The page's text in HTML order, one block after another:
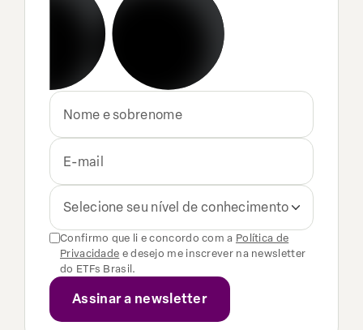
Selecione seu nível de conhecimento
Confirmo que li e concordo com a Política de
Privacidade e desejo me inscrever na newsletter
do ETFs Brasil.